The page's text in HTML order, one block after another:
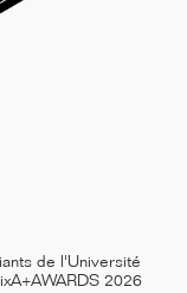
DES BUREAUX
de l'Université
A+AWARDS 2026